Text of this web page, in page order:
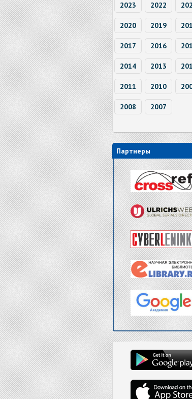
2023 2022
2020 2019
2017 2016
2014 2013
2011 2010
2008 2007
Партнеры